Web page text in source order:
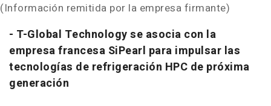
(Información remitida por la empresa firmante)
- T-Global Technology se asocia con la
empresa francesa SiPearl para impulsar las
tecnologías de refrigeración HPC de próxima
generación